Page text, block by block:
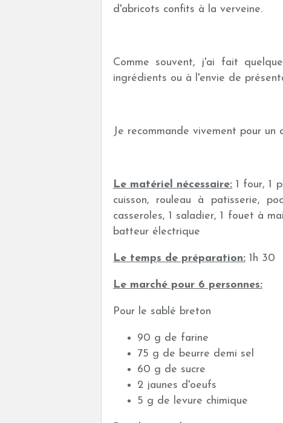
d'abricots confits à la verveine.
Comme souvent, j'ai fait
ingrédients ou à l'envie de
Je recommande vivement pour un
Le matériel nécessaire: 1 four, 1
cuisson, rouleau à patisserie,
casseroles, 1 saladier, 1 fouet à
batteur électrique
Le temps de préparation: 1h 30
Le marché pour 6 personnes:
Pour le sablé breton
90 g de farine
75 g de beurre demi sel
60 g de sucre
2 jaunes d'oeufs
5 g de levure chimique